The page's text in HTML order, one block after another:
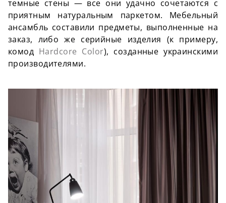
темные стены — все они удачно сочетаются с
приятным натуральным паркетом. Мебельный
ансамбль составили предметы, выполненные на
заказ, либо же серийные изделия (к примеру,
комод Hardcore Color), созданные украинскими
производителями.